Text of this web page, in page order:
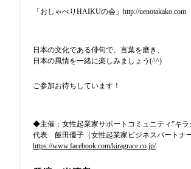
「おしゃべり HAIKUの会」 http://uenotakako.com
日本の文化である俳句で、言葉を磨き、
日本の風情を一緒に楽しみましょう (^^)
ご参加お待ちしています！
◆主催：女性起業家サポートコミュニティ”キラ
代表 飯田優子（女性起業家ビジネスパートナー
https://www.facebook.com/kiragrace.co.jp/